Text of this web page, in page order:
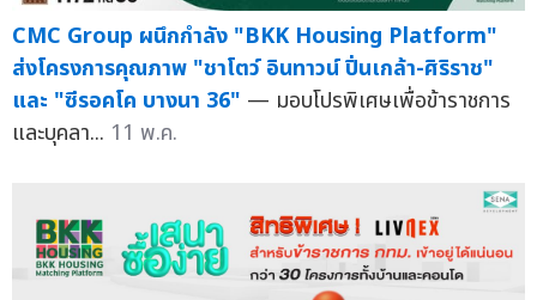
CMC Group ผนึกกำลัง "BKK Housing Platform"
ส่งโครงการคุณภาพ "ชาโตว์ อินทาวน์ ปิ่นเกล้า-ศิริราช"
และ "ซีรอคโค บางนา 36" — มอบโปรพิเศษเพื่อข้าราชการ
และบุคลา... 11 พ.ค.